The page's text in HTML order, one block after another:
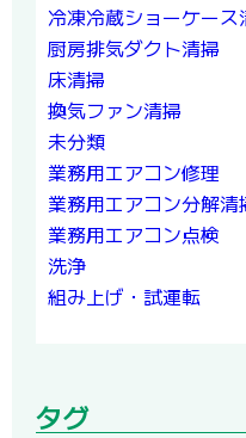
冷凍冷蔵ショーケース
厨房排気ダクト清掃
床清掃
換気ファン清掃
未分類
業務用エアコン修理
業務用エアコン分解清
業務用エアコン点検
洗浄
組み上げ・試運転
タグ